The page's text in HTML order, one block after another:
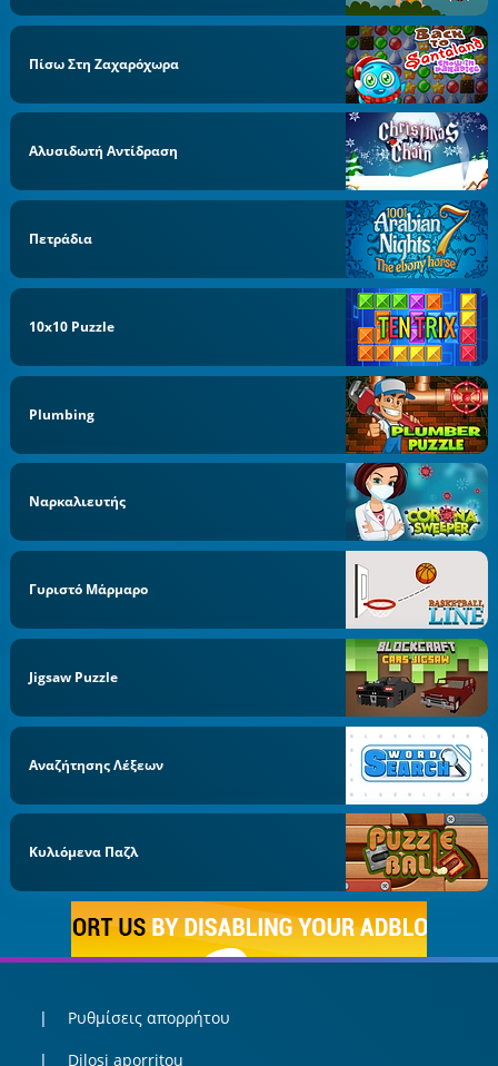
Πίσω Στη Ζαχαρόχωρα
Αλυσιδωτή Αντίδραση
Πετράδια
10x10 Puzzle
Plumbing
Ναρκαλιευτής
Γυριστό Μάρμαρο
Jigsaw Puzzle
Αναζήτησης Λέξεων
Κυλιόμενα Παζλ
Ρυθμίσεις απορρήτου
Dilosi aporritou